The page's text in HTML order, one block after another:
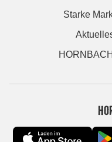
Starke